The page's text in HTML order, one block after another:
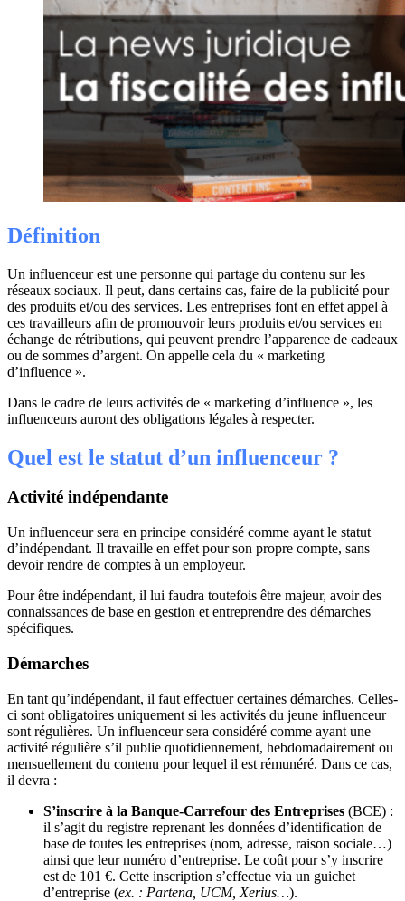
Définition
Un influenceur est une personne qui partage du contenu sur les
réseaux sociaux. Il peut, dans certains cas, faire de la publicité pour
des produits et/ou des services. Les entreprises font en effet appel à
ces travailleurs afin de promouvoir leurs produits et/ou services en
échange de rétributions, qui peuvent prendre l’apparence de cadeaux
ou de sommes d’argent. On appelle cela du « marketing
d’influence ».
Dans le cadre de leurs activités de « marketing d’influence », les
influenceurs auront des obligations légales à respecter.
Quel est le statut d’un influenceur ?
Activité indépendante
Un influenceur sera en principe considéré comme ayant le statut
d’indépendant. Il travaille en effet pour son propre compte, sans
devoir rendre de comptes à un employeur.
Pour être indépendant, il lui faudra toutefois être majeur, avoir des
connaissances de base en gestion et entreprendre des démarches
spécifiques.
Démarches
En tant qu’indépendant, il faut effectuer certaines démarches. Celles-
ci sont obligatoires uniquement si les activités du jeune influenceur
sont régulières. Un influenceur sera considéré comme ayant une
activité régulière s’il publie quotidiennement, hebdomadairement ou
mensuellement du contenu pour lequel il est rémunéré. Dans ce cas,
il devra :
S’inscrire à la Banque-Carrefour des Entreprises (BCE) :
il s’agit du registre reprenant les données d’identification de
base de toutes les entreprises (nom, adresse, raison sociale…)
ainsi que leur numéro d’entreprise. Le coût pour s’y inscrire
est de 101 €. Cette inscription s’effectue via un guichet
d’entreprise (ex. : Partena, UCM, Xerius…).